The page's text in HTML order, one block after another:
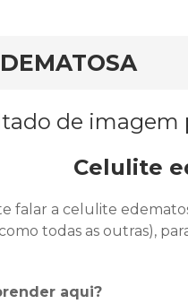
Celulite
falar a celulite
todas as outras),
aqui?